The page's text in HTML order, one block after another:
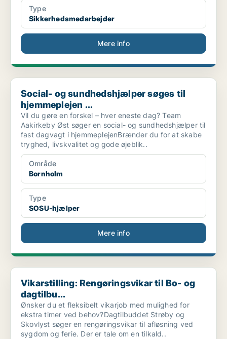
Type
Sikkerhedsmedarbejder
Mere info
Social- og sundhedshjælper søges til hjemmeplejen ...
Social- og sundhedshjælper søges til
hjemmeplejen ...
Vil du gøre en forskel – hver eneste dag? Team
Aakirkeby Øst søger en social- og sundhedshjælper til
fast dagvagt i hjemmeplejenBrænder du for at skabe
tryghed, livskvalitet og gode øjeblik..
Område
Bornholm
Type
SOSU-hjælper
Mere info
Vikarstilling: Rengøringsvikar til Bo- og dagtilbu...
Vikarstilling: Rengøringsvikar til Bo- og
dagtilbu...
Ønsker du et fleksibelt vikarjob med mulighed for
ekstra timer ved behov?Dagtilbuddet Strøby og
Skovlyst søger en rengøringsvikar til afløsning ved
sygdom og ferie. Der er tale om en tilkald..